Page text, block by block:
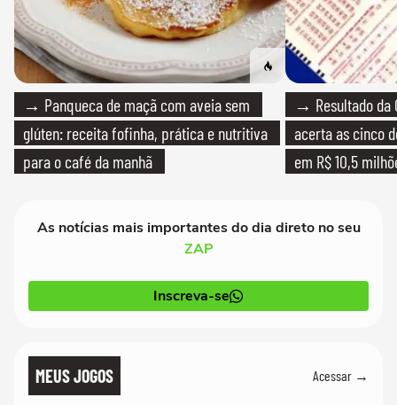
→ Panqueca de maçã com aveia sem
glúten: receita fofinha, prática e nutritiva
para o café da manhã
→ Resultado da
acerta as cinco
em R$ 10,5
As notícias mais importantes do dia direto no seu
ZAP
Inscreva-se
MEUS JOGOS Acessar →